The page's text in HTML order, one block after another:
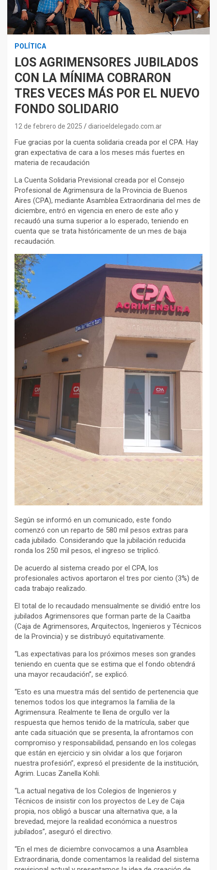
POLÍTICA
LOS AGRIMENSORES JUBILADOS
CON LA MÍNIMA COBRARON
TRES VECES MÁS POR EL NUEVO
FONDO SOLIDARIO
12 de febrero de 2025 diarioeldelegado.com.ar
Fue gracias por la cuenta solidaria creada por el CPA. Hay
gran expectativa de cara a los meses más fuertes en
materia de recaudación
La Cuenta Solidaria Previsional creada por el Consejo
Profesional de Agrimensura de la Provincia de Buenos
Aires (CPA), mediante Asamblea Extraordinaria del mes de
diciembre, entró en vigencia en enero de este año y
recaudó una suma superior a lo esperado, teniendo en
cuenta que se trata históricamente de un mes de baja
recaudación.
Según se informó en un comunicado, este fondo
comenzó con un reparto de 580 mil pesos extras para
cada jubilado. Considerando que la jubilación reducida
ronda los 250 mil pesos, el ingreso se triplicó.
De acuerdo al sistema creado por el CPA, los
profesionales activos aportaron el tres por ciento (3%) de
cada trabajo realizado.
El total de lo recaudado mensualmente se dividió entre los
jubilados Agrimensores que forman parte de la Caaitba
(Caja de Agrimensores, Arquitectos, Ingenieros y Técnicos
de la Provincia) y se distribuyó equitativamente.
“Las expectativas para los próximos meses son grandes
teniendo en cuenta que se estima que el fondo obtendrá
una mayor recaudación”, se explicó.
“Esto es una muestra más del sentido de pertenencia que
tenemos todos los que integramos la familia de la
Agrimensura. Realmente te llena de orgullo ver la
respuesta que hemos tenido de la matrícula, saber que
ante cada situación que se presenta, la afrontamos con
compromiso y responsabilidad, pensando en los colegas
que están en ejercicio y sin olvidar a los que forjaron
nuestra profesión”, expresó el presidente de la institución,
Agrim. Lucas Zanella Kohli.
“La actual negativa de los Colegios de Ingenieros y
Técnicos de insistir con los proyectos de Ley de Caja
propia, nos obligó a buscar una alternativa que, a la
brevedad, mejore la realidad económica a nuestros
jubilados”, aseguró el directivo.
“En el mes de diciembre convocamos a una Asamblea
Extraordinaria, donde comentamos la realidad del sistema